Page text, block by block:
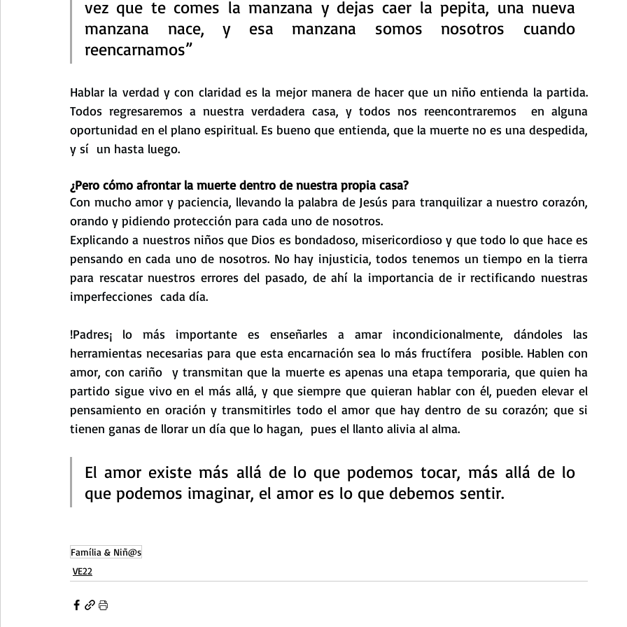
vez que te comes la manzana y dejas caer la pepita, una nueva
manzana nace, y esa manzana somos nosotros cuando
reencarnamos”
Hablar la verdad y con claridad es la mejor manera de hacer que un niño entienda la partida.
Todos regresaremos a nuestra verdadera casa, y todos nos reencontraremos  en alguna
oportunidad en el plano espiritual. Es bueno que entienda, que la muerte no es una despedida,
y sí  un hasta luego.
¿Pero cómo afrontar la muerte dentro de nuestra propia casa?
Con mucho amor y paciencia, llevando la palabra de Jesús para tranquilizar a nuestro corazón,
orando y pidiendo protección para cada uno de nosotros.
Explicando a nuestros niños que Dios es bondadoso, misericordioso y que todo lo que hace es
pensando en cada uno de nosotros. No hay injusticia, todos tenemos un tiempo en la tierra
para rescatar nuestros errores del pasado, de ahí la importancia de ir rectificando nuestras
imperfecciones  cada día.
!Padres¡ lo más importante es enseñarles a amar incondicionalmente, dándoles las
herramientas necesarias para que esta encarnación sea lo más fructífera  posible. Hablen con
amor, con cariño  y transmitan que la muerte es apenas una etapa temporaria, que quien ha
partido sigue vivo en el más allá, y que siempre que quieran hablar con él, pueden elevar el
pensamiento en oración y transmitirles todo el amor que hay dentro de su corazón; que si
tienen ganas de llorar un día que lo hagan,  pues el llanto alivia al alma.
El amor existe más allá de lo que podemos tocar, más allá de lo
que podemos imaginar, el amor es lo que debemos sentir.
Família & Niñ@s
VE22